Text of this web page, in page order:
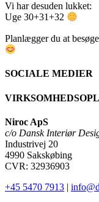
Vi har desuden lukket:
Uge 30+31+32
Planlægger du at
SOCIALE MEDIER
Niroc ApS
c/o Dansk Interiør
Industrivej 20
4990 Sakskøbing
CVR: 32936903
+45 5470 7913 |